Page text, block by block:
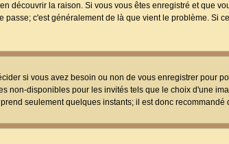
découvrir la raison. Si vous vous êtes enregistré et que
passe; c'est généralement de là que vient le problème. Si
si vous avez besoin ou non de vous enregistrer pour
non-disponibles pour les invités tels que le choix d'une
seulement quelques instants; il est donc recommandé